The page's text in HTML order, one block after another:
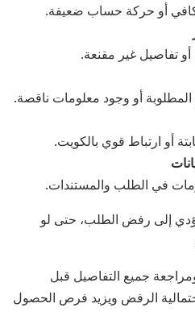
أو حركة حساب ضعيفة.
تفاصيل غير مقنعة.
المطلوبة أو وجود معلومات ناقصة.
أو ارتباط قوي بالكويت.
في الطلب والمستندات.
إلى رفض الطلب، حتى لو
جميع التفاصيل قبل
الرفض ويزيد فرص الحصول